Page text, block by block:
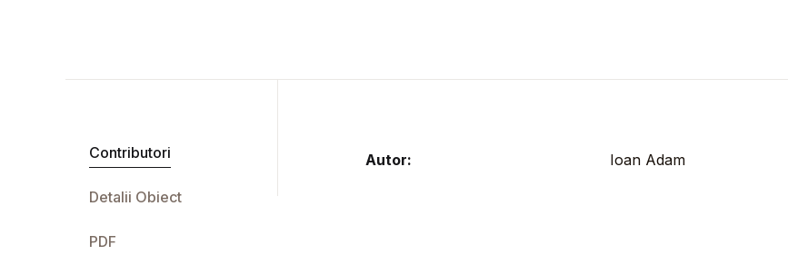
Contributori
Detalii Obiect
PDF
Autor: Ioan Adam